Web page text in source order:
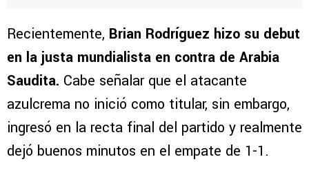
Recientemente, Brian Rodríguez hizo su debut
en la justa mundialista en contra de Arabia
Saudita. Cabe señalar que el atacante
azulcrema no inició como titular, sin embargo,
ingresó en la recta final del partido y realmente
dejó buenos minutos en el empate de 1-1.